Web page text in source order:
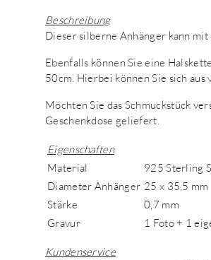
Beschreibung
Dieser silberne Anhänger kann
Ebenfalls können Sie eine
50cm. Hierbei können Sie sich
Möchten Sie das Schmuckstück
Geschenkdose geliefert.
Eigenschaften
Material
925 Sterling
Diameter Anhänger 25 x 35,5 mm
Stärke
0,7 mm
Gravur
1 Foto + 1
Kundenservice